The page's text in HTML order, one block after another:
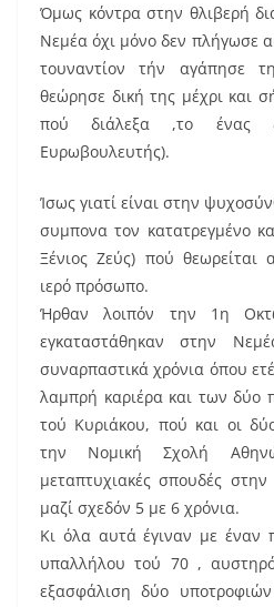
Όμως κόντρα στην θλιβερή
Νεμέα όχι μόνο δεν πλήγωσε
τουναντίον τήν αγάπησε
θεώρησε δική της μέχρι και
πού διάλεξα ,το ένας
Ευρωβουλευτής).
Ίσως γιατί είναι στην
συμπονα τον κατατρεγμένο
Ξένιος Ζεύς) πού
ιερό πρόσωπο.
Ήρθαν λοιπόν την 1η
εγκαταστάθηκαν στην
συναρπαστικά χρόνια όπου
λαμπρή καριέρα και των δύο
τού Κυριάκου, πού και οι
την Νομική Σχολή
μεταπτυχιακές σπουδές
μαζί σχεδόν 5 με 6 χρόνια.
Κι όλα αυτά έγιναν με έναν
υπαλλήλου τού 70 ,
εξασφάλιση δύο